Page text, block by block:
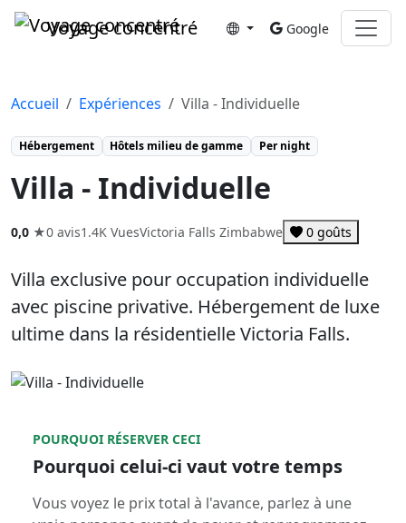
Voyage concentré Google
Accueil Expériences Villa - Individuelle
Hébergement Hôtels milieu de gamme Per night
Villa - Individuelle
0,0 ★0 avis1.4K VuesVictoria Falls Zimbabwe 0 goûts
Villa exclusive pour occupation individuelle
avec piscine privative. Hébergement de luxe
ultime dans la résidentielle Victoria Falls.
POURQUOI RÉSERVER CECI
Pourquoi celui-ci vaut votre temps
Vous voyez le prix total à l'avance, parlez à une